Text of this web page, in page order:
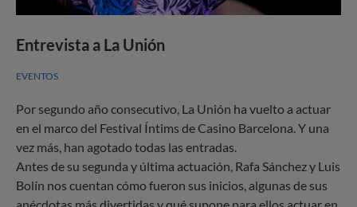
Entrevista a La Unión
EVENTOS
Por segundo año consecutivo, La Unión ha vuelto a actuar
en el marco del Festival Íntims de Casino Barcelona. Y una
vez más, han agotado todas las entradas.
Antes de su segunda y última actuación, Rafa Sánchez y Luis
Bolín nos cuentan cómo fueron sus inicios, algunas de sus